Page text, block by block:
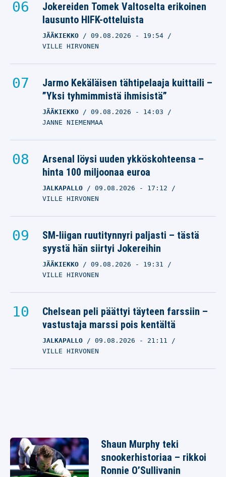
Jokereiden Tomek Valtoselta erikoinen
lausunto HIFK-otteluista
JÄÄKIEKKO 09.08.2026 - 19:54
VILLE HIRVONEN
Jarmo Kekäläisen tähtipelaaja kuittaili –
”Yksi tyhmimmistä ihmisistä”
JÄÄKIEKKO 09.08.2026 - 14:03
JANNE NIEMENMAA
Arsenal löysi uuden ykköskohteensa –
hinta 100 miljoonaa euroa
JALKAPALLO 09.08.2026 - 17:12
VILLE HIRVONEN
SM-liigan ruutitynnyri paljasti – tästä
syystä hän siirtyi Jokereihin
JÄÄKIEKKO 09.08.2026 - 19:31
VILLE HIRVONEN
Chelsean peli päättyi täyteen farssiin –
vastustaja marssi pois kentältä
JALKAPALLO 09.08.2026 - 21:11
VILLE HIRVONEN
Shaun Murphy teki
snookerhistoriaa – rikkoi
Ronnie O’Sullivanin